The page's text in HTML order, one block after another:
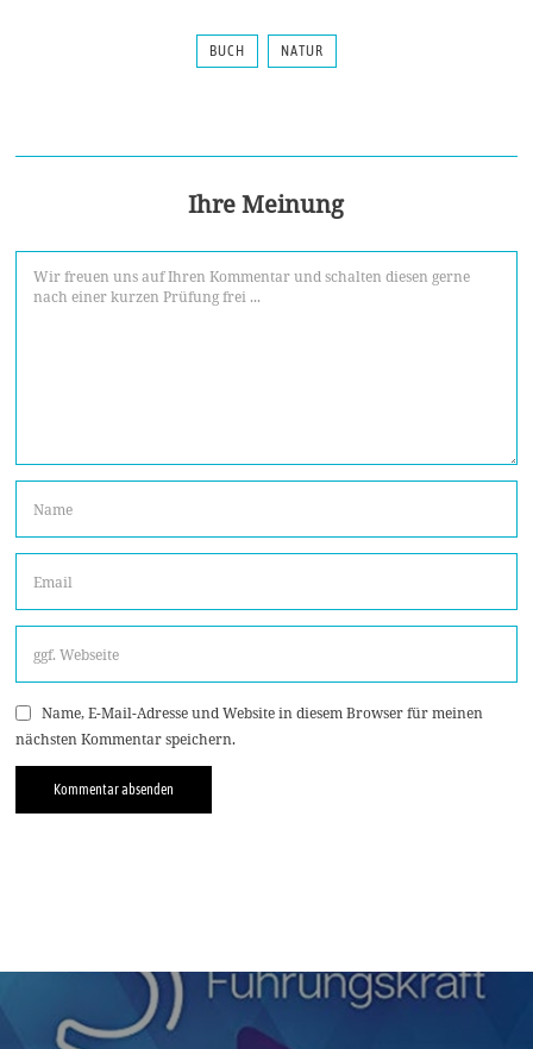
BUCH NATUR
Ihre Meinung
Name, E-Mail-Adresse und Website in diesem Browser für meinen
nächsten Kommentar speichern.